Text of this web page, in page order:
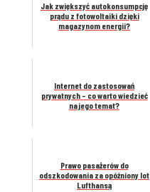
Jak zwiększyć autokonsumpcję
prądu z fotowoltaiki dzięki
magazynom energii?
Internet do zastosowań
prywatnych – co warto wiedzieć
na jego temat?
Prawo pasażerów do
odszkodowania za opóźniony lot
Lufthansą